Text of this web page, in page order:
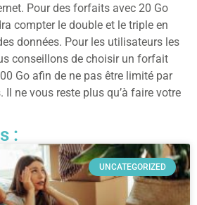
Pour des forfaits avec 20 Go
compter le double et le triple en
données. Pour les utilisateurs les
conseillons de choisir un forfait
Go afin de ne pas être limité par
ne vous reste plus qu’à faire votre
:
UNCATEGORIZED